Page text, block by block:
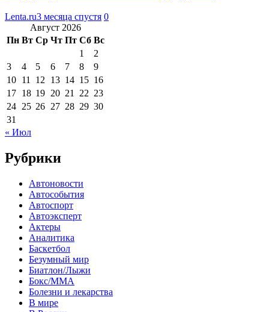
Lenta.ru3 месяца спустя 0
Август 2026
Пн Вт Ср Чт Пт Сб Вс
1
2
3
4 5 6 7 8
9
10 11 12 13 14 15 16
17 18 19 20 21 22 23
24 25 26 27 28 29 30
31
« Июл
Рубрики
Автоновости
Автособытия
Автоспорт
Автоэксперт
Актеры
Аналитика
Баскетбол
Безумный мир
Биатлон/Лыжи
Бокс/MMA
Болезни и лекарства
В мире